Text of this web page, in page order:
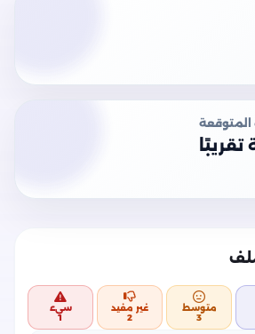
المتوقعة
متوسط
3
غير مفيد
2
سيء
1